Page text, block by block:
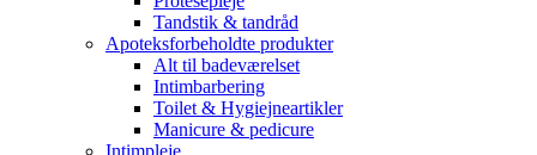
Tandstik & tandråd
Apoteksforbeholdte produkter
Alt til badeværelset
Intimbarbering
Toilet & Hygiejneartikler
Manicure & pedicure